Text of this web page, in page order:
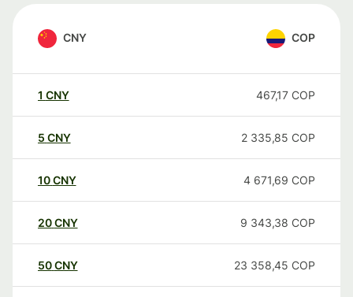
CNY COP
1 CNY 467,17 COP
5 CNY 2 335,85 COP
10CNY 4 671,69 COP
20CNY 9 343,38 COP
50CNY 23 358,45 COP